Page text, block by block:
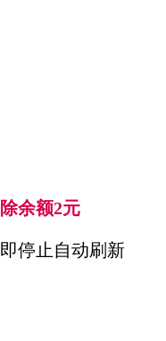
余额2元
停止自动刷新